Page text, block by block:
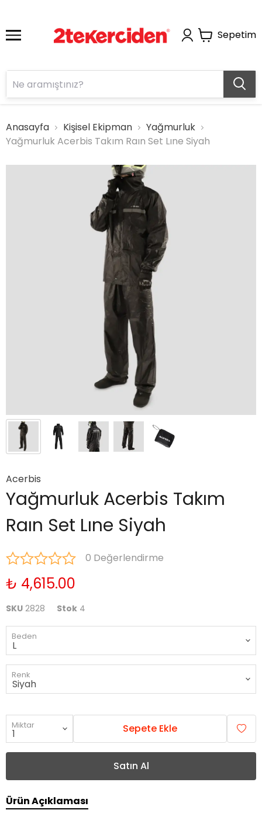
Sepetim
Anasayfa Kişisel Ekipman
Yağmurluk
Yağmurluk Acerbis Takım Raın Set Lıne Siyah
Acerbis
Yağmurluk Acerbis Takım
Raın Set Lıne Siyah
0 Değerlendirme
₺ 4,615.00
SKU 2828 Stok 4
Beden
Renk
Miktar Sepete Ekle
Satın Al
Ürün Açıklaması